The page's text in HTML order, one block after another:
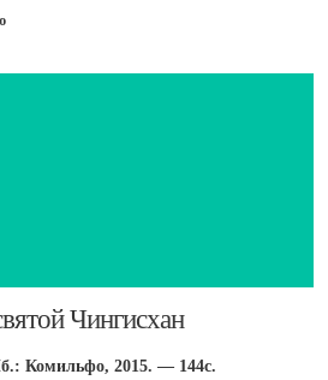
Чингисхан
Комильфо, 2015. — 144с.